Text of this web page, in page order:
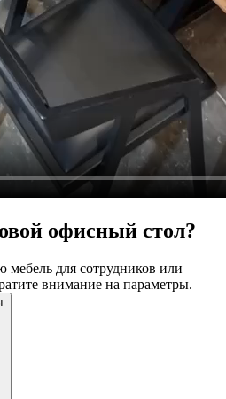
офисный стол?
для сотрудников или
внимание на параметры.